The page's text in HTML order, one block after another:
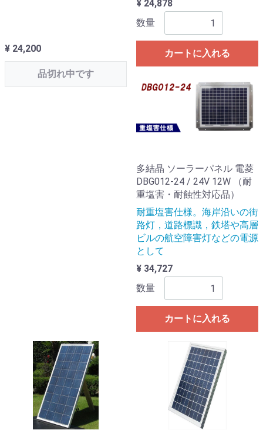
¥ 24,200
品切れ中です
¥ 24,878
数量
カートに入れる
多結晶 ソーラーパネル 電菱
DBG012-24 / 24V 12W （耐
重塩害・耐蝕性対応品）
耐重塩害仕様。海岸沿いの街
路灯，道路標識，鉄塔や高層
ビルの航空障害灯などの電源
として
¥ 34,727
数量
カートに入れる